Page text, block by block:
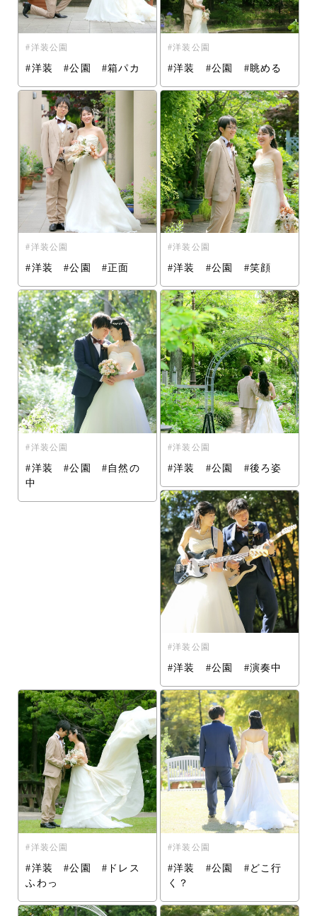
洋装公園
#洋装 #公園 #箱パカ
洋装公園
#洋装 #公園 #眺める
洋装公園
#洋装 #公園 #正面
洋装公園
#洋装 #公園 #笑顔
洋装公園
#洋装 #公園 #自然の
中
洋装公園
#洋装 #公園 #後ろ姿
洋装公園
#洋装 #公園 #演奏中
洋装公園
#洋装 #公園 #ドレス
ふわっ
洋装公園
#洋装 #公園 #どこ行
く？